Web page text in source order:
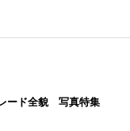
ード全貌 写真特集